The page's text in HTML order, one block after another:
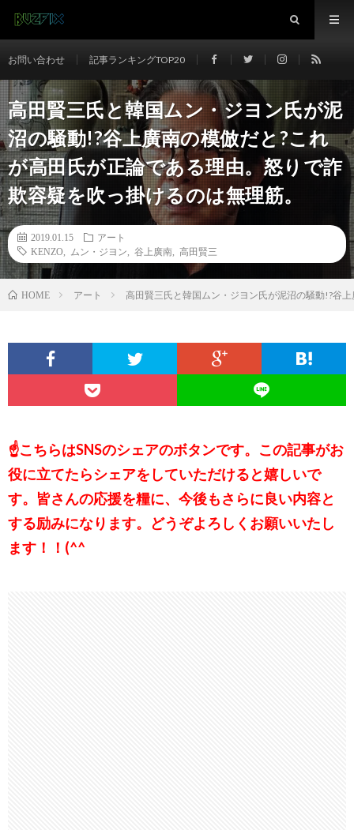
お問い合わせ 記事ランキングTOP20
高田賢三氏と韓国ムン・ジヨン氏が泥
沼の騒動!?谷上廣南の模倣だと?これ
が高田氏が正論である理由。怒りで詐
欺容疑を吹っ掛けるのは無理筋。
2019.01.15
アート
KENZO
ムン・ジヨン 谷上廣南 高田賢三
HOME アート 高田賢三氏と韓国ムン・ジヨン氏が泥沼の騒動!?谷
☝こちらはSNSのシェアのボタンです。この記事がお
役に立てたらシェアをしていただけると嬉しいで
す。皆さんの応援を糧に、今後もさらに良い内容と
する励みになります。どうぞよろしくお願いいたし
ます！！(^^